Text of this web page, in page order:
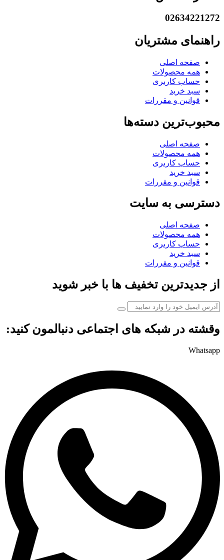
02634221272
راهنمای مشتریان
صفحه اصلی
همه محصولات
حساب کاربری
سبد خرید
قوانین و مقررات
محبوب‌ترین دسته‌ها
صفحه اصلی
همه محصولات
حساب کاربری
سبد خرید
قوانین و مقررات
دسترسی به سایت
صفحه اصلی
همه محصولات
حساب کاربری
سبد خرید
قوانین و مقررات
از جدیدترین تخفیف ها با خبر شوید
وقشته در شبکه های اجتماعی دنبالمون کنید:
Whatsapp